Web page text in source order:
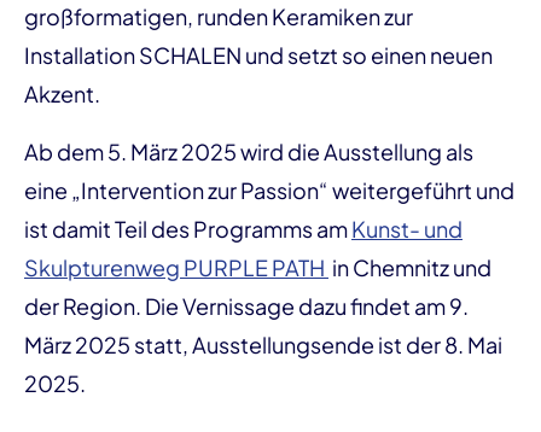
großformatigen, runden Keramiken zur
Installation SCHALEN und setzt so einen neuen
Akzent.
Ab dem 5. März 2025 wird die Ausstellung als
eine „Intervention zur Passion“ weitergeführt und
ist damit Teil des Programms amKunst- und
Skulpturenweg PURPLE PATH in Chemnitz und
der Region. Die Vernissage dazu findet am 9.
März 2025 statt, Ausstellungsende ist der 8. Mai
2025.